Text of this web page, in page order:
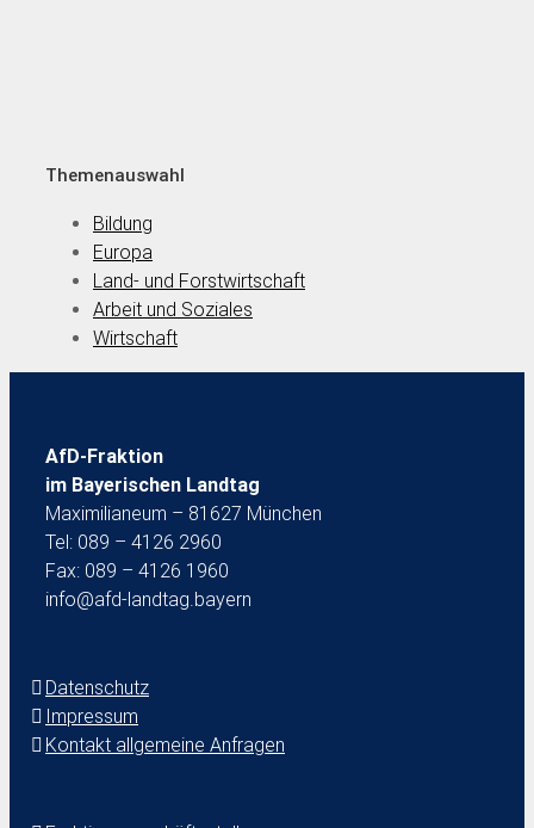
Themenauswahl
Bildung
Europa
Land- und Forstwirtschaft
Arbeit und Soziales
Wirtschaft
AfD-Fraktion
im Bayerischen Landtag
Maximilianeum – 81627 München
Tel: 089 – 4126 2960
Fax: 089 – 4126 1960
info@afd-landtag.bayern
Datenschutz
Impressum
Kontakt allgemeine Anfragen